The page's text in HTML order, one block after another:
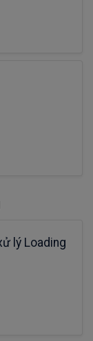
lý Loading